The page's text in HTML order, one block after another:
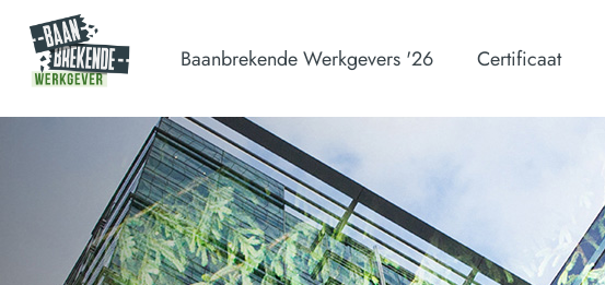
Baanbrekende Werkgevers '26 Certificaat